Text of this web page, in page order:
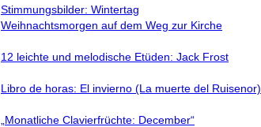
Stimmungsbilder: Wintertag
Weihnachtsmorgen auf dem Weg zur Kirche
12 leichte und melodische Etüden: Jack Frost
Libro de horas: El invierno (La muerte del Ruisenor)
„Monatliche Clavierfrüchte: December“